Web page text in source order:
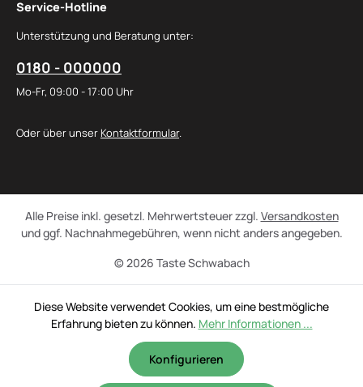
Service-Hotline
Unterstützung und Beratung unter:
0180 - 000000
Mo-Fr, 09:00 - 17:00 Uhr
Oder über unser Kontaktformular.
© 2026 Taste Schwabach
Alle Preise inkl. gesetzl. Mehrwertsteuer zzgl. Versandkosten
und ggf. Nachnahmegebühren, wenn nicht anders angegeben.
Diese Website verwendet Cookies, um eine bestmögliche
Erfahrung bieten zu können. Mehr Informationen ...
Konfigurieren